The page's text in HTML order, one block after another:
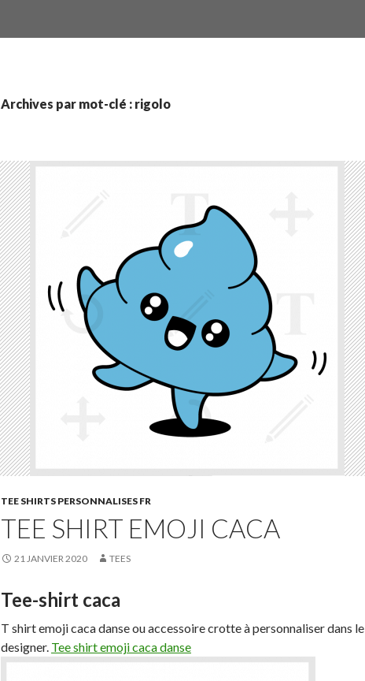
Archives par mot-clé : rigolo
TEE SHIRTS PERSONNALISES FR
TEE SHIRT EMOJI CACA
21 JANVIER 2020 TEES
Tee-shirt caca
T shirt emoji caca danse ou accessoire crotte à personnaliser dans le
designer. Tee shirt emoji caca danse